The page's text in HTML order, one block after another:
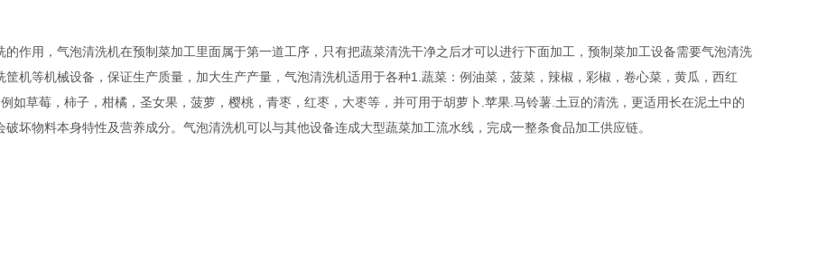
用，气泡清洗机在预制菜加工里面属于第一道工序，只有把蔬菜清洗干净之后才可以进行下面加工，预制菜加工设备需要气泡清洗
机等机械设备，保证生产质量，加大生产产量，气泡清洗机适用于各种1.蔬菜：例油菜，菠菜，辣椒，彩椒，卷心菜，黄瓜，西红
如草莓，柿子，柑橘，圣女果，菠萝，樱桃，青枣，红枣，大枣等，并可用于胡萝卜.苹果.马铃薯.土豆的清洗，更适用长在泥土中的
坏物料本身特性及营养成分。气泡清洗机可以与其他设备连成大型蔬菜加工流水线，完成一整条食品加工供应链。